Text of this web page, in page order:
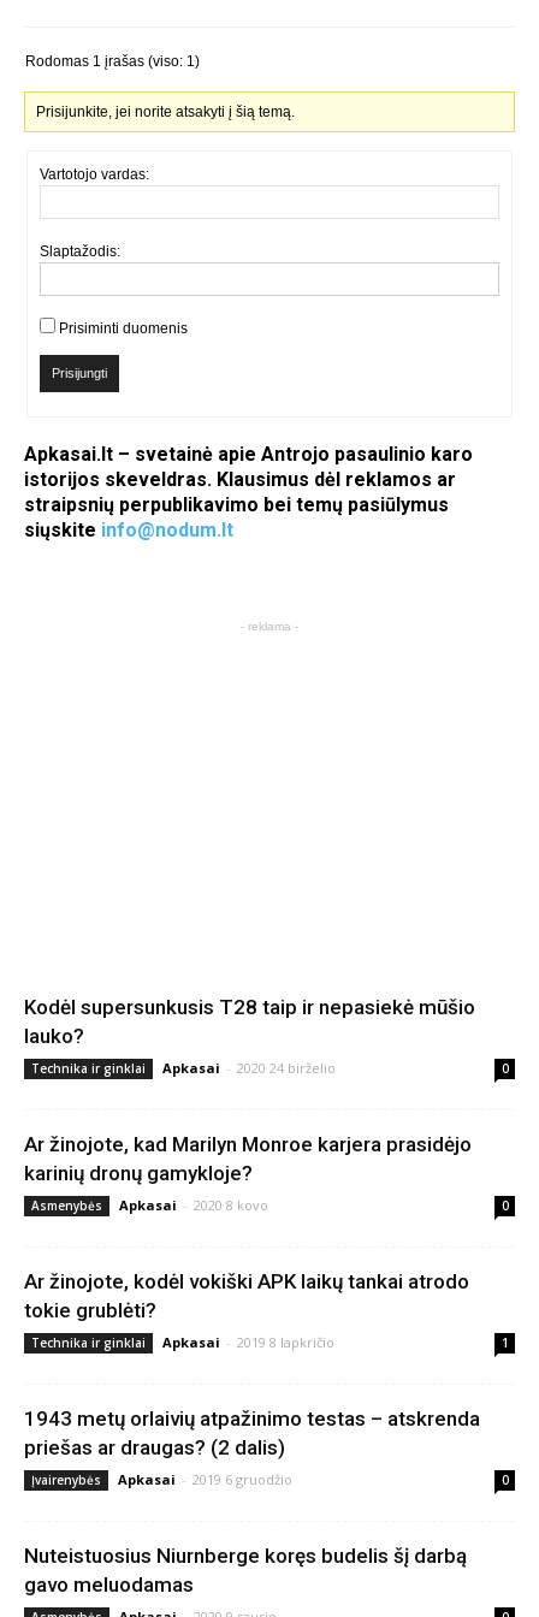
Rodomas 1 įrašas (viso: 1)
Prisijunkite, jei norite atsakyti į šią temą.
Vartotojo vardas:
Slaptažodis:
Prisiminti duomenis
Prisijungti
Apkasai.lt – svetainė apie Antrojo pasaulinio karo
istorijos skeveldras. Klausimus dėl reklamos ar
straipsnių perpublikavimo bei temų pasiūlymus
siųskite info@nodum.lt
- reklama -
Kodėl supersunkusis T28 taip ir nepasiekė mūšio
lauko?
Technika ir ginklai Apkasai - 2020 24 birželio 0
Ar žinojote, kad Marilyn Monroe karjera prasidėjo
karinių dronų gamykloje?
Asmenybės Apkasai - 2020 8 kovo 0
Ar žinojote, kodėl vokiški APK laikų tankai atrodo
tokie grublėti?
Technika ir ginklai Apkasai - 2019 8 lapkričio 1
1943 metų orlaivių atpažinimo testas – atskrenda
priešas ar draugas? (2 dalis)
Įvairenybės Apkasai - 2019 6 gruodžio 0
Nuteistuosius Niurnberge koręs budelis šį darbą
gavo meluodamas